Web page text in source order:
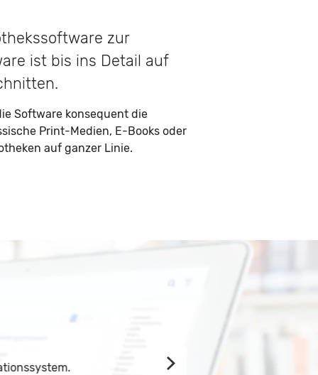
zur
ist bis ins Detail auf
Software konsequent die
Print-Medien, E-Books oder
auf ganzer Linie.